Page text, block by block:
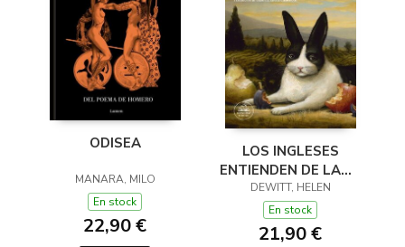
ODISEA
MANARA, MILO
En stock
22,90 €
LOS INGLESES
ENTIENDEN DE LANA
(Y OTROS TRUCOS)
DEWITT, HELEN
En stock
21,90 €